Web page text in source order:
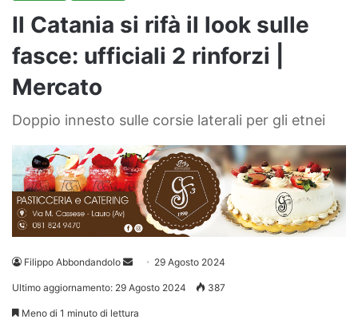
Il Catania si rifà il look sulle
fasce: ufficiali 2 rinforzi |
Mercato
Doppio innesto sulle corsie laterali per gli etnei
Filippo Abbondandolo
Invia 29 Agosto 2024
Ultimo aggiornamento: 29 Agosto 2024 387
Meno di 1 minuto di lettura